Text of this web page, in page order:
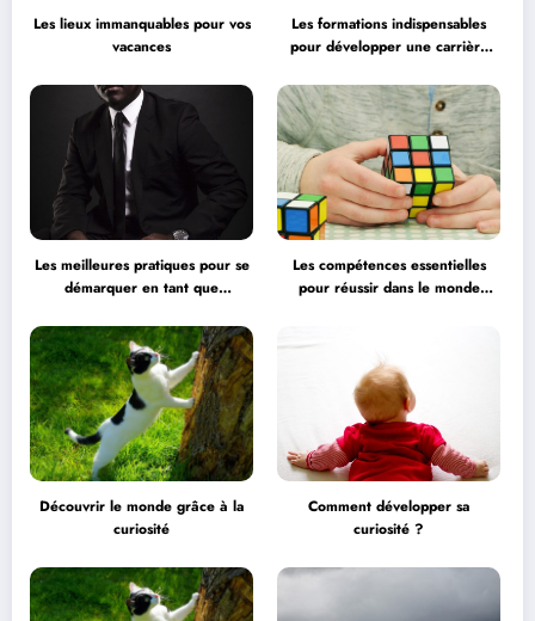
Les lieux immanquables pour vos
vacances
Les formations indispensables
pour développer une carrière
Les meilleures pratiques pour se
démarquer en tant que
Les compétences essentielles
pour réussir dans le monde
Découvrir le monde grâce à la
curiosité
Comment développer sa
curiosité ?